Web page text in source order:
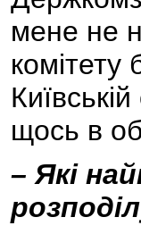
мене не
комітету
щось в
– Які